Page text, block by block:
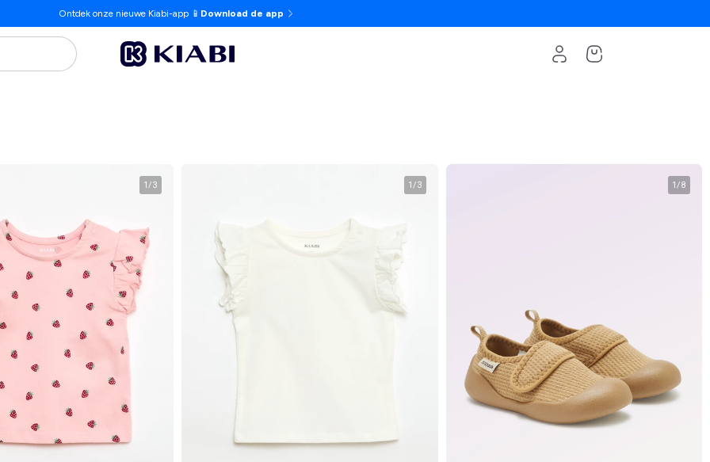
Ontdek onze nieuwe Kiabi-app 📱 Download de app
1/3 1/3 1/8